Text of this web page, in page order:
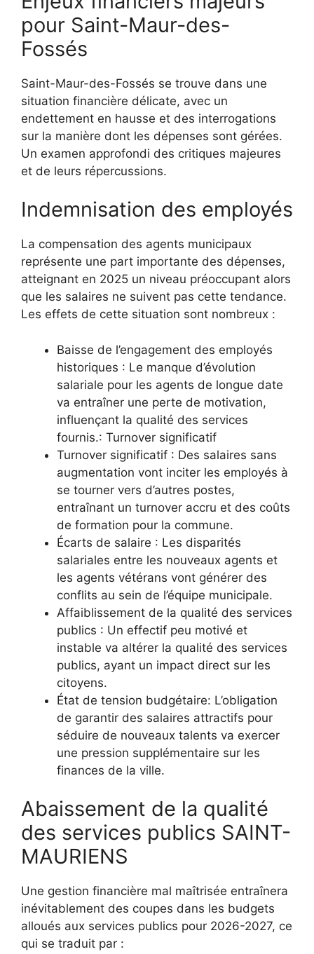
pour Saint-Maur-des-
Fossés
Saint-Maur-des-Fossés se trouve dans une
situation financière délicate, avec un
endettement en hausse et des interrogations
sur la manière dont les dépenses sont gérées.
Un examen approfondi des critiques majeures
et de leurs répercussions.
Indemnisation des employés
La compensation des agents municipaux
représente une part importante des dépenses,
atteignant en 2025 un niveau préoccupant alors
que les salaires ne suivent pas cette tendance.
Les effets de cette situation sont nombreux :
Baisse de l’engagement des employés
historiques : Le manque d’évolution
salariale pour les agents de longue date
va entraîner une perte de motivation,
influençant la qualité des services
fournis.: Turnover significatif
Turnover significatif : Des salaires sans
augmentation vont inciter les employés à
se tourner vers d’autres postes,
entraînant un turnover accru et des coûts
de formation pour la commune.
Écarts de salaire : Les disparités
salariales entre les nouveaux agents et
les agents vétérans vont générer des
conflits au sein de l’équipe municipale.
Affaiblissement de la qualité des services
publics : Un effectif peu motivé et
instable va altérer la qualité des services
publics, ayant un impact direct sur les
citoyens.
État de tension budgétaire: L’obligation
de garantir des salaires attractifs pour
séduire de nouveaux talents va exercer
une pression supplémentaire sur les
finances de la ville.
Abaissement de la qualité
des services publics SAINT-
MAURIENS
Une gestion financière mal maîtrisée entraînera
inévitablement des coupes dans les budgets
alloués aux services publics pour 2026-2027, ce
qui se traduit par :